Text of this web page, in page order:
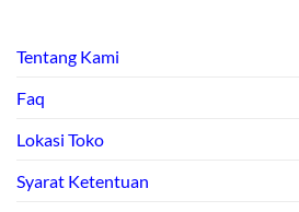
Tentang Kami
Faq
Lokasi Toko
Syarat Ketentuan